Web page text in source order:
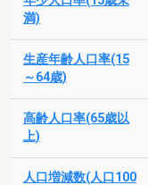
満)
生産年齢人口率(15
～64歳)
高齢人口率(65歳以
上)
人口増減数(人口100